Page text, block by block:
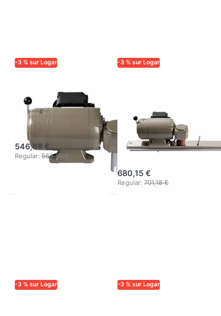
-3 % sur Logar
Entraînement
moteur
110W/230V
avec embrayage
546,68 €
Regular: 563,58 €
-3 % sur Logar
W/230 V avec
dispositif de
sécurité et
traverse
680,15 €
Regular: 701,18 €
-3 % sur Logar -3 % sur Logar